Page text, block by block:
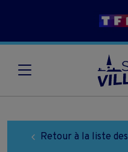
Retour à la liste